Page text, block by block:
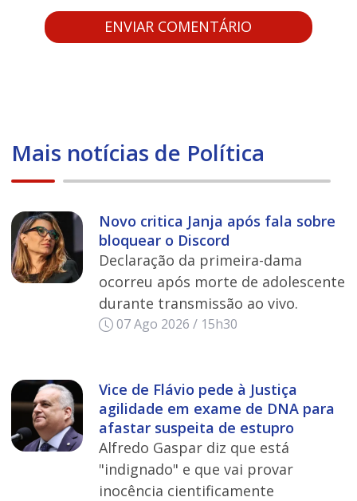
Mais notícias de Política
Novo critica Janja após fala sobre
bloquear o Discord
Declaração da primeira-dama
ocorreu após morte de adolescente
durante transmissão ao vivo.
07 Ago 2026 / 15h30
Vice de Flávio pede à Justiça
agilidade em exame de DNA para
afastar suspeita de estupro
Alfredo Gaspar diz que está
"indignado" e que vai provar
inocência cientificamente